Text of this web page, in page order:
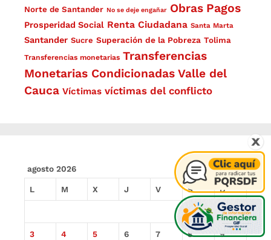
Norte de Santander No se deje engañar Obras Pagos
Prosperidad Social Renta Ciudadana Santa Marta
Santander Sucre Superación de la Pobreza Tolima
Transferencias monetarias Transferencias
Monetarias Condicionadas Valle del
Cauca Víctimas víctimas del conflicto
agosto 2026
L M X J V S D
1 2
3 4 5 6 7 8 9